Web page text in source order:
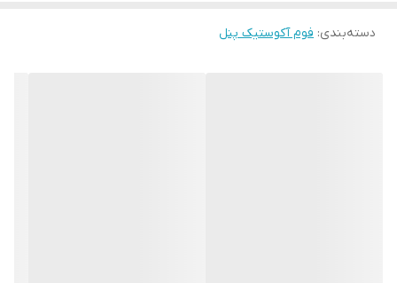
دسته‌بندی: فوم آکوستیک پنل